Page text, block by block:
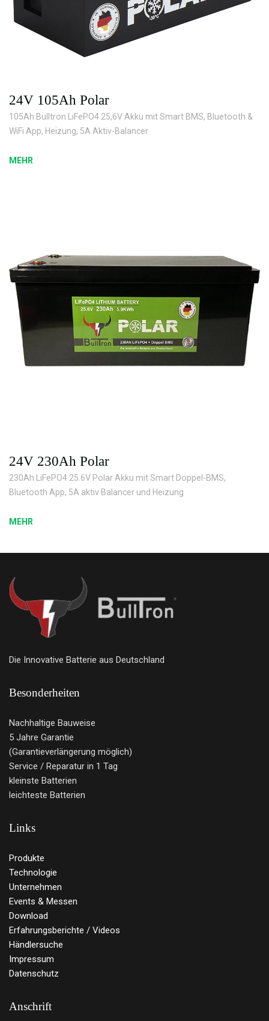
24V 105Ah Polar
105Ah Bulltron LiFePO4 25,6V Akku mit Smart BMS, Bluetooth &
WiFi App, Heizung, 5A Aktiv-Balancer
MEHR
24V 230Ah Polar
230Ah LiFePO4 25.6V Polar Akku mit Smart Doppel-BMS,
Bluetooth App, 5A aktiv Balancer und Heizung
MEHR
Die Innovative Batterie aus Deutschland
Besonderheiten
Nachhaltige Bauweise
5 Jahre Garantie
(Garantieverlängerung möglich)
Service / Reparatur in 1 Tag
kleinste Batterien
leichteste Batterien
Links
Produkte
Technologie
Unternehmen
Events & Messen
Download
Erfahrungsberichte / Videos
Händlersuche
Impressum
Datenschutz
Anschrift